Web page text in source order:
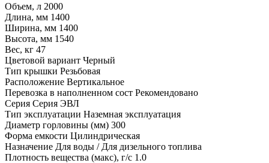
Объем, л 2000
Длина, мм 1400
Ширина, мм 1400
Высота, мм 1540
Вес, кг 47
Цветовой вариант Черный
Тип крышки Резьбовая
Расположение Вертикальное
Перевозка в наполненном сост Рекомендовано
Серия Серия ЭВЛ
Тип эксплуатации Наземная эксплуатация
Диаметр горловины (мм) 300
Форма емкости Цилиндрическая
Назначение Для воды / Для дизельного топлива
Плотность вещества (макс), г/с 1.0